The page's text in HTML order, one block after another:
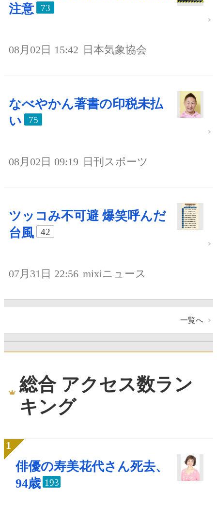
注意
73
08月02日 15:42 日本気象協会
なべやかん著書の印税未払
い
75
08月02日 09:19 日刊スポーツ
ツッコみ不可避 爆笑呼んだ
台風
42
07月31日 22:56 mixiニュース
一覧へ
総合 アクセス数ラン
キング
俳優の寿美花代さん死去、
94歳 193